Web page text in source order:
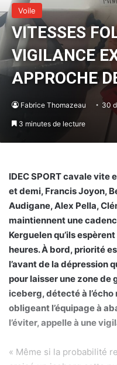
Voile
VITESSES
VIGILANCE
APPROCHE
Fabrice Thomazeau 30
3 minutes de lecture
IDEC SPORT cavale vite
et demi, Francis Joyon,
Audigane, Alex Pella,
maintiennent une
Kerguelen qu’ils
heures. À bord, priorité
l’avant de la dépression
pour laisser une zone de
iceberg, détecté à
obligeant l’équipage à
l’éviter, appelle à une
« Même si la probabilité